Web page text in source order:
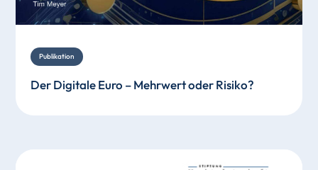
Publikation
Der Digitale Euro – Mehrwert oder Risiko?